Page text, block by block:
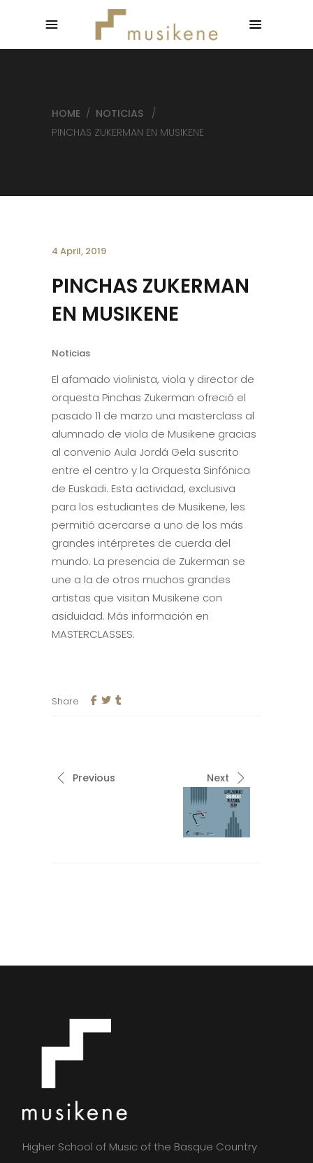
HOME / NOTICIAS
/
PINCHAS ZUKERMAN EN MUSIKENE
4 April, 2019
PINCHAS ZUKERMAN
EN MUSIKENE
Noticias
El afamado violinista, viola y director de
orquesta Pinchas Zukerman ofreció el
pasado 11 de marzo una masterclass al
alumnado de viola de Musikene gracias
al convenio Aula Jordá Gela suscrito
entre el centro y la Orquesta Sinfónica
de Euskadi. Esta actividad, exclusiva
para los estudiantes de Musikene, les
permitió acercarse a uno de los más
grandes intérpretes de cuerda del
mundo. La presencia de Zukerman se
une a la de otros muchos grandes
artistas que visitan Musikene con
asiduidad. Más información en
MASTERCLASSES.
Share
Previous Next
Higher School of Music of the Basque Country